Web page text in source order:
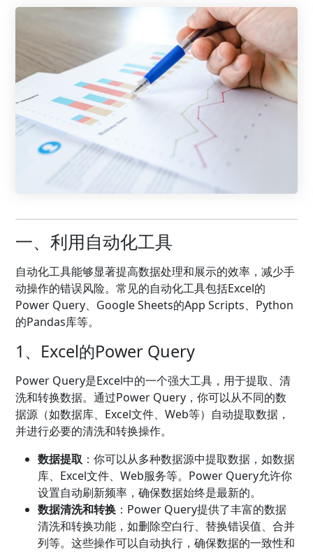
一、利用自动化工具
自动化工具能够显著提高数据处理和展示的效率，减少手
动操作的错误风险。常见的自动化工具包括Excel的
Power Query、Google Sheets的App Scripts、Python
的Pandas库等。
1、Excel的Power Query
Power Query是Excel中的一个强大工具，用于提取、清
洗和转换数据。通过Power Query，你可以从不同的数
据源（如数据库、Excel文件、Web等）自动提取数据，
并进行必要的清洗和转换操作。
数据提取 ：你可以从多种数据源中提取数据，如数据
库、Excel文件、Web服务等。Power Query允许你
设置自动刷新频率，确保数据始终是最新的。
数据清洗和转换 ：Power Query提供了丰富的数据
清洗和转换功能，如删除空白行、替换错误值、合并
列等。这些操作可以自动执行，确保数据的一致性和